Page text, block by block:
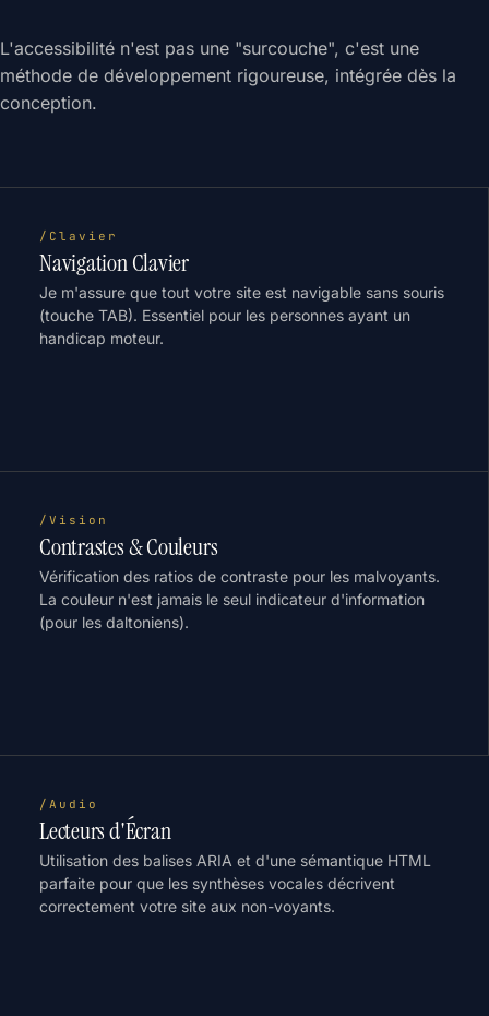
L'accessibilité n'est pas une "surcouche", c'est une
méthode de développement rigoureuse, intégrée dès la
conception.
/Clavier
Navigation Clavier
Je m'assure que tout votre site est navigable sans souris
(touche TAB). Essentiel pour les personnes ayant un
handicap moteur.
/Vision
Contrastes & Couleurs
Vérification des ratios de contraste pour les malvoyants.
La couleur n'est jamais le seul indicateur d'information
(pour les daltoniens).
/Audio
Lecteurs d'Écran
Utilisation des balises ARIA et d'une sémantique HTML
parfaite pour que les synthèses vocales décrivent
correctement votre site aux non-voyants.